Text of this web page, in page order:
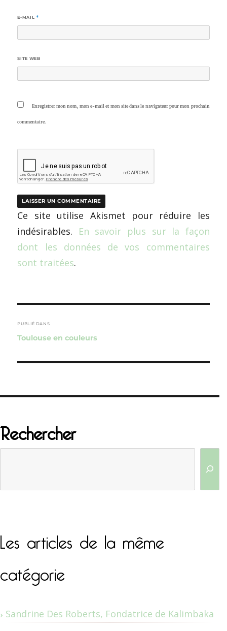
E-MAIL *
SITE WEB
Enregistrer mon nom, mon e-mail et mon site dans le navigateur pour mon prochain
commentaire.
Ce site utilise Akismet pour réduire les
indésirables. En savoir plus sur la façon
dont les données de vos commentaires
sont traitées.
de
l’article
PUBLIÉ DANS
Toulouse en couleurs
Rechercher
Les articles de la même
catégorie
Sandrine Des Roberts, Fondatrice de Kalimbaka